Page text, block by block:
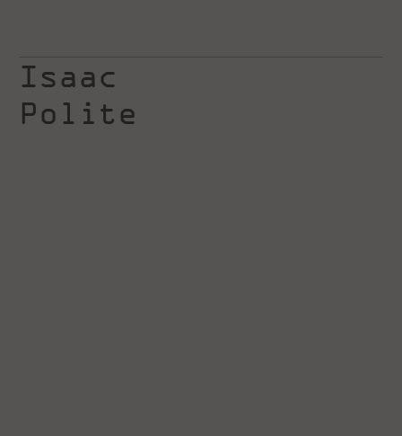
Isaac
Polite